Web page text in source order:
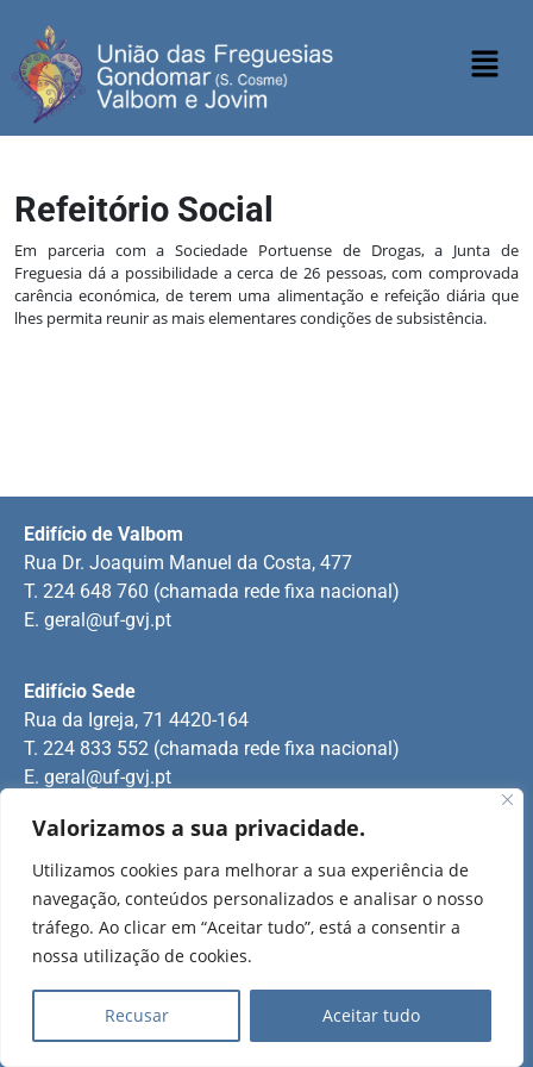
Valorizamos a sua privacidade.
Utilizamos cookies para melhorar a sua experiência de
navegação, conteúdos personalizados e analisar o nosso
tráfego. Ao clicar em “Aceitar tudo”, está a consentir a
nossa utilização de cookies.
Recusar Aceitar tudo
Refeitório Social
Em parceria com a Sociedade Portuense de Drogas, a Junta de
Freguesia dá a possibilidade a cerca de 26 pessoas, com comprovada
carência económica, de terem uma alimentação e refeição diária que
lhes permita reunir as mais elementares condições de subsistência.
2025 Todos os direitos reservados.
Rua Manuel Pinto Martins
T. 224 509 703 (chamada rede fixa nacional)
E.geral@uf-gvj.pt
Edifício Sede
Rua da Igreja, 71 4420-164
T. 224 833 552 (chamada rede fixa nacional)
E. geral@uf-gvj.pt
Edifício de Valbom
Rua Dr. Joaquim Manuel da Costa, 477
T. 224 648 760 (chamada rede fixa nacional)
E. geral@uf-gvj.pt